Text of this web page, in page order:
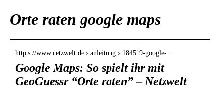
Orte raten google maps
http s://www.netzwelt.de › anleitung › 184519-google-…
Google Maps: So spielt ihr mit
GeoGuessr “Orte raten” – Netzwelt